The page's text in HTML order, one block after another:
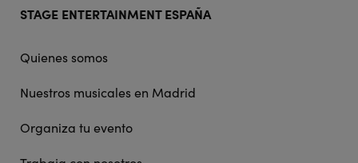
STAGE ENTERTAINMENT ESPAÑA
Quienes somos
Nuestros musicales en Madrid
Organiza tu evento